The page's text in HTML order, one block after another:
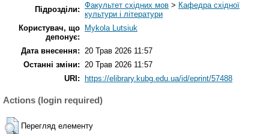
Підрозділи: Факультет східних мов > Кафедра східної
культури і літератури
Користувач, що
депонує:
Mykola Lutsiuk
Дата внесення: 20 Трав 2026 11:57
Останні зміни: 20 Трав 2026 11:57
URI:
https://elibrary.kubg.edu.ua/id/eprint/57488
Actions (login required)
Перегляд елементу